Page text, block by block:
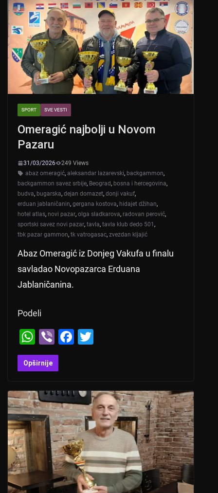
SPORT SVE VESTI
Omeragić najbolji u Novom
Pazaru
31/03/2026
249 Views
abaz omeragić, aleksandar lazarevski, backgammon,
backgammon savez srbije, Beograd, bosna i hercegovina,
budva, bugarska, dejan domazet, donji vakuf,
erduan jablaničanin, gergana kostova, hidajet džihan,
hotel atlas, novi pazar, olga sladkarova, radovan perović,
sportski savez novi pazar, tavla, tavla klub dedo 501,
tbk pazar gammon, tk vatrogasac, zvezdan kljajić
Abaz Omeragić iz Donjeg Vakufa u finalu
savladao Novopazarca Erduana
Jablaničanina.
Podeli
W
h
at
A
p
p
Vi
b
er
F
b
o
o
k
Opširnije